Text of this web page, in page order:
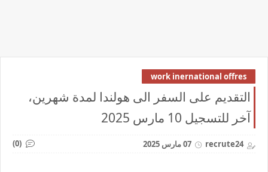
work inernational offres
التقديم على السفر الى هولندا لمدة شهرين،
آخر للتسجيل 10 مارس 2025
recrute24 07 مارس 2025 (0)